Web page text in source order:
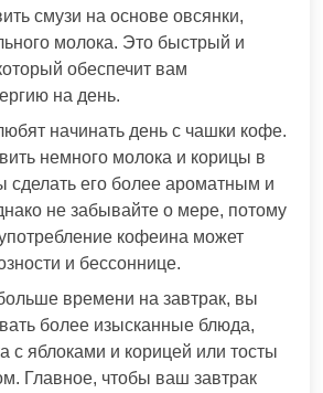
смузи на основе овсянки,
молока. Это быстрый и
обеспечит вам
на день.
начинать день с чашки кофе.
немного молока и корицы в
сделать его более ароматным и
не забывайте о мере, потому
кофеина может
и бессоннице.
времени на завтрак, вы
более изысканные блюда,
с яблоками и корицей или тосты
Главное, чтобы ваш завтрак